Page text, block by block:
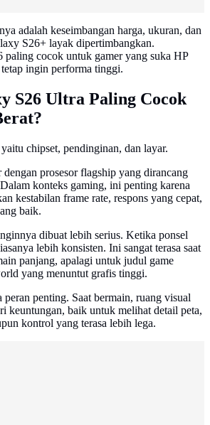
adalah keseimbangan harga, ukuran, dan
S26+ layak dipertimbangkan.
paling cocok untuk gamer yang suka HP
ingin performa tinggi.
S26 Ultra Paling Cocok
chipset, pendinginan, dan layar.
prosesor flagship yang dirancang
konteks gaming, ini penting karena
kestabilan frame rate, respons yang cepat,
baik.
dibuat lebih serius. Ketika ponsel
lebih konsisten. Ini sangat terasa saat
panjang, apalagi untuk judul game
yang menuntut grafis tinggi.
penting. Saat bermain, ruang visual
keuntungan, baik untuk melihat detail peta,
kontrol yang terasa lebih lega.